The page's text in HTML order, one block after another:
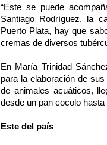
“Este se puede
Santiago Rodríguez, la
Puerto Plata, hay que
cremas de diversos
En María Trinidad
para la elaboración de
de animales acuáticos,
desde un pan cocolo
Este del país